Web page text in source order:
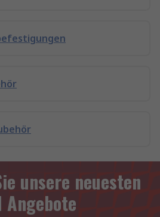
unsere neuesten